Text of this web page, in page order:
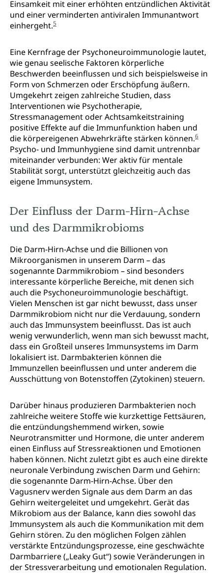
Einsamkeit mit einer erhöhten entzündlichen Aktivität
und einer verminderten antiviralen Immunantwort
einhergeht.5
Eine Kernfrage der Psychoneuroimmunologie lautet,
wie genau seelische Faktoren körperliche
Beschwerden beeinflussen und sich beispielsweise in
Form von Schmerzen oder Erschöpfung äußern.
Umgekehrt zeigen zahlreiche Studien, dass
Interventionen wie Psychotherapie,
Stressmanagement oder Achtsamkeitstraining
positive Effekte auf die Immunfunktion haben und
die körpereigenen Abwehrkräfte stärken können.6
Psycho- und Immunhygiene sind damit untrennbar
miteinander verbunden: Wer aktiv für mentale
Stabilität sorgt, unterstützt gleichzeitig auch das
eigene Immunsystem.
Der Einfluss der Darm-Hirn-Achse
und des Darmmikrobioms
Die Darm-Hirn-Achse und die Billionen von
Mikroorganismen in unserem Darm – das
sogenannte Darmmikrobiom – sind besonders
interessante körperliche Bereiche, mit denen sich
auch die Psychoneuroimmunologie beschäftigt.
Vielen Menschen ist gar nicht bewusst, dass unser
Darmmikrobiom nicht nur die Verdauung, sondern
auch das Immunsystem beeinflusst. Das ist auch
wenig verwunderlich, wenn man sich bewusst macht,
dass ein Großteil unseres Immunsystems im Darm
lokalisiert ist. Darmbakterien können die
Immunzellen beeinflussen und unter anderem die
Ausschüttung von Botenstoffen (Zytokinen) steuern.
Darüber hinaus produzieren Darmbakterien noch
zahlreiche weitere Stoffe wie kurzkettige Fettsäuren,
die entzündungshemmend wirken, sowie
Neurotransmitter und Hormone, die unter anderem
einen Einfluss auf Stressreaktionen und Emotionen
haben können. Nicht zuletzt gibt es auch eine direkte
neuronale Verbindung zwischen Darm und Gehirn:
die sogenannte Darm-Hirn-Achse. Über den
Vagusnerv werden Signale aus dem Darm an das
Gehirn weitergeleitet und umgekehrt. Gerät das
Mikrobiom aus der Balance, kann dies sowohl das
Immunsystem als auch die Kommunikation mit dem
Gehirn stören. Zu den möglichen Folgen zählen
verstärkte Entzündungsprozesse, eine geschwächte
Darmbarriere („Leaky Gut“) sowie Veränderungen in
der Stressverarbeitung und emotionalen Regulation.